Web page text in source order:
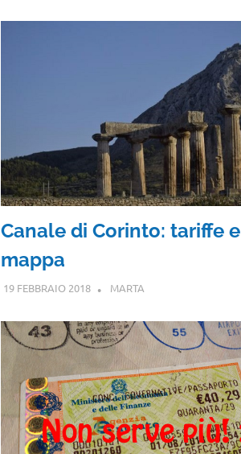
Canale di Corinto: tariffe e
mappa
19 FEBBRAIO 2018 MARTA